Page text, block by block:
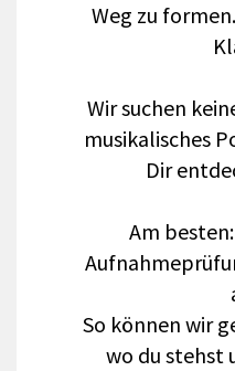
Weg zu
Wir suchen
musikalisches
Dir
Am
So können wir
wo du stehst